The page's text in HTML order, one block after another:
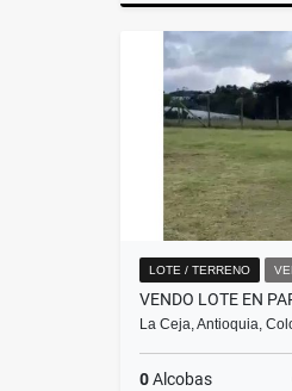
LOTE / TERRENO
La Ceja, Antioquia,
0Alcobas